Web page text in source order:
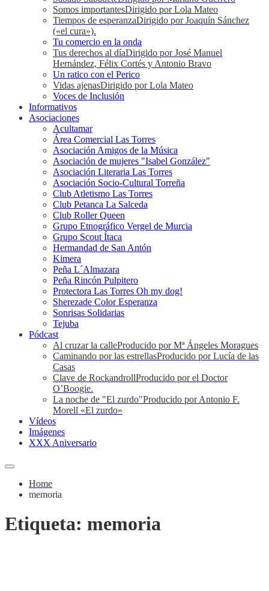
Somos importantesDirigido por Lola Mateo
Tiempos de esperanzaDirigido por Joaquín Sánchez
(«el cura»).
Tu comercio en la onda
Tus derechos al díaDirigido por José Manuel
Hernández, Félix Cortés y Antonio Bravo
Un ratico con el Perico
Vidas ajenasDirigido por Lola Mateo
Voces de Inclusión
Informativos
Asociaciones
Acultamar
Área Comercial Las Torres
Asociación Amigos de la Música
Asociación de mujeres "Isabel González"
Asociación Literaria Las Torres
Asociación Socio-Cultural Torreña
Club Atletismo Las Torres
Club Petanca La Salceda
Club Roller Queen
Grupo Etnográfico Vergel de Murcia
Grupo Scout Ítaca
Hermandad de San Antón
Kimera
Peña L´Almazara
Peña Rincón Pulpitero
Protectora Las Torres Oh my dog!
Sherezade Color Esperanza
Sonrisas Solidarias
Tejuba
Pódcast
Al cruzar la calleProducido por Mª Ángeles Moragues
Caminando por las estrellasProducido por Lucía de las
Casas
Clave de RockandrollProducido por el Doctor
O’Boogie.
La noche de "El zurdo"Producido por Antonio F.
Morell «El zurdo»
Vídeos
Imágenes
XXX Aniversario
Home
memoria
Etiqueta: memoria